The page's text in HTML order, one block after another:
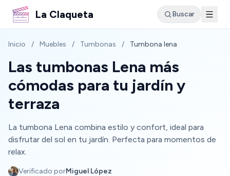
La Claqueta Buscar
Inicio / Muebles / Tumbonas / Tumbona lena
Las tumbonas Lena más
cómodas para tu jardín y
terraza
La tumbona Lena combina estilo y confort, ideal para
disfrutar del sol en tu jardín. Perfecta para momentos de
relax.
Verificado porMiguel López